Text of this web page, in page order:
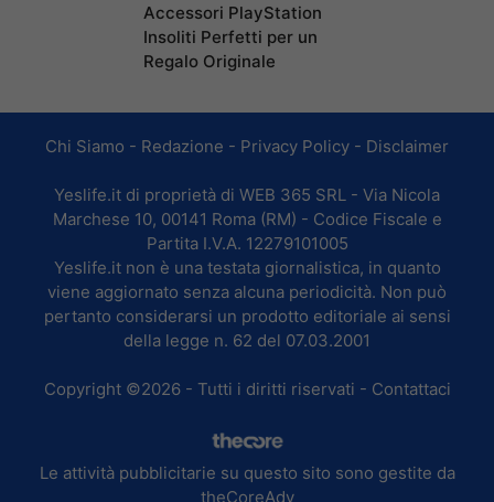
Accessori PlayStation
Insoliti Perfetti per un
Regalo Originale
Chi Siamo - Redazione - Privacy Policy - Disclaimer
Yeslife.it di proprietà di WEB 365 SRL - Via Nicola
Marchese 10, 00141 Roma (RM) - Codice Fiscale e
Partita I.V.A. 12279101005
Yeslife.it non è una testata giornalistica, in quanto
viene aggiornato senza alcuna periodicità. Non può
pertanto considerarsi un prodotto editoriale ai sensi
della legge n. 62 del 07.03.2001
Copyright ©2026 - Tutti i diritti riservati - Contattaci
Le attività pubblicitarie su questo sito sono gestite da
theCoreAdv